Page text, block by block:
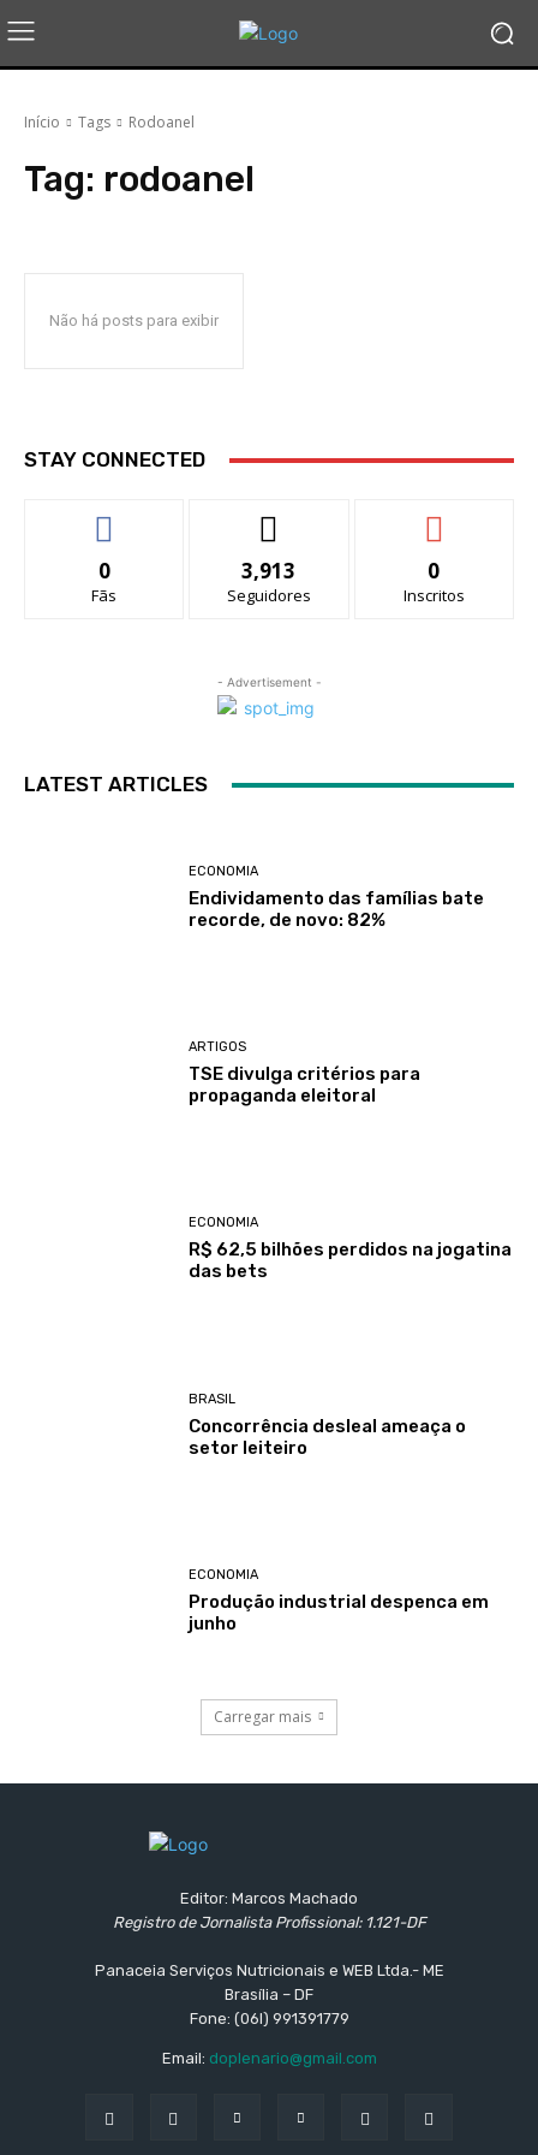
Início Tags Rodoanel
Tag: rodoanel
Não há posts para exibir
STAY CONNECTED
0
Fãs
3,913
Seguidores
0
Inscritos
- Advertisement -
LATEST ARTICLES
ECONOMIA
Endividamento das famílias bate
recorde, de novo: 82%
ARTIGOS
TSE divulga critérios para
propaganda eleitoral
ECONOMIA
R$ 62,5 bilhões perdidos na jogatina
das bets
BRASIL
Concorrência desleal ameaça o
setor leiteiro
ECONOMIA
Produção industrial despenca em
junho
Carregar mais
Editor: Marcos Machado
Registro de Jornalista Profissional: 1.121-DF
Panaceia Serviços Nutricionais e WEB Ltda.- ME
Brasília – DF
Fone: (06l) 991391779
Email: doplenario@gmail.com